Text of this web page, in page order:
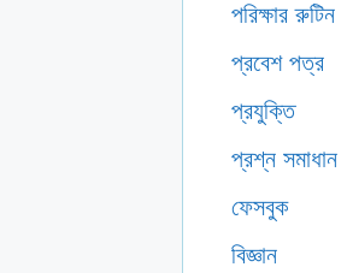
পরিক্ষার রুটিন
প্রবেশ পত্র
প্রযুক্তি
প্রশ্ন সমাধান
ফেসবুক
বিজ্ঞান